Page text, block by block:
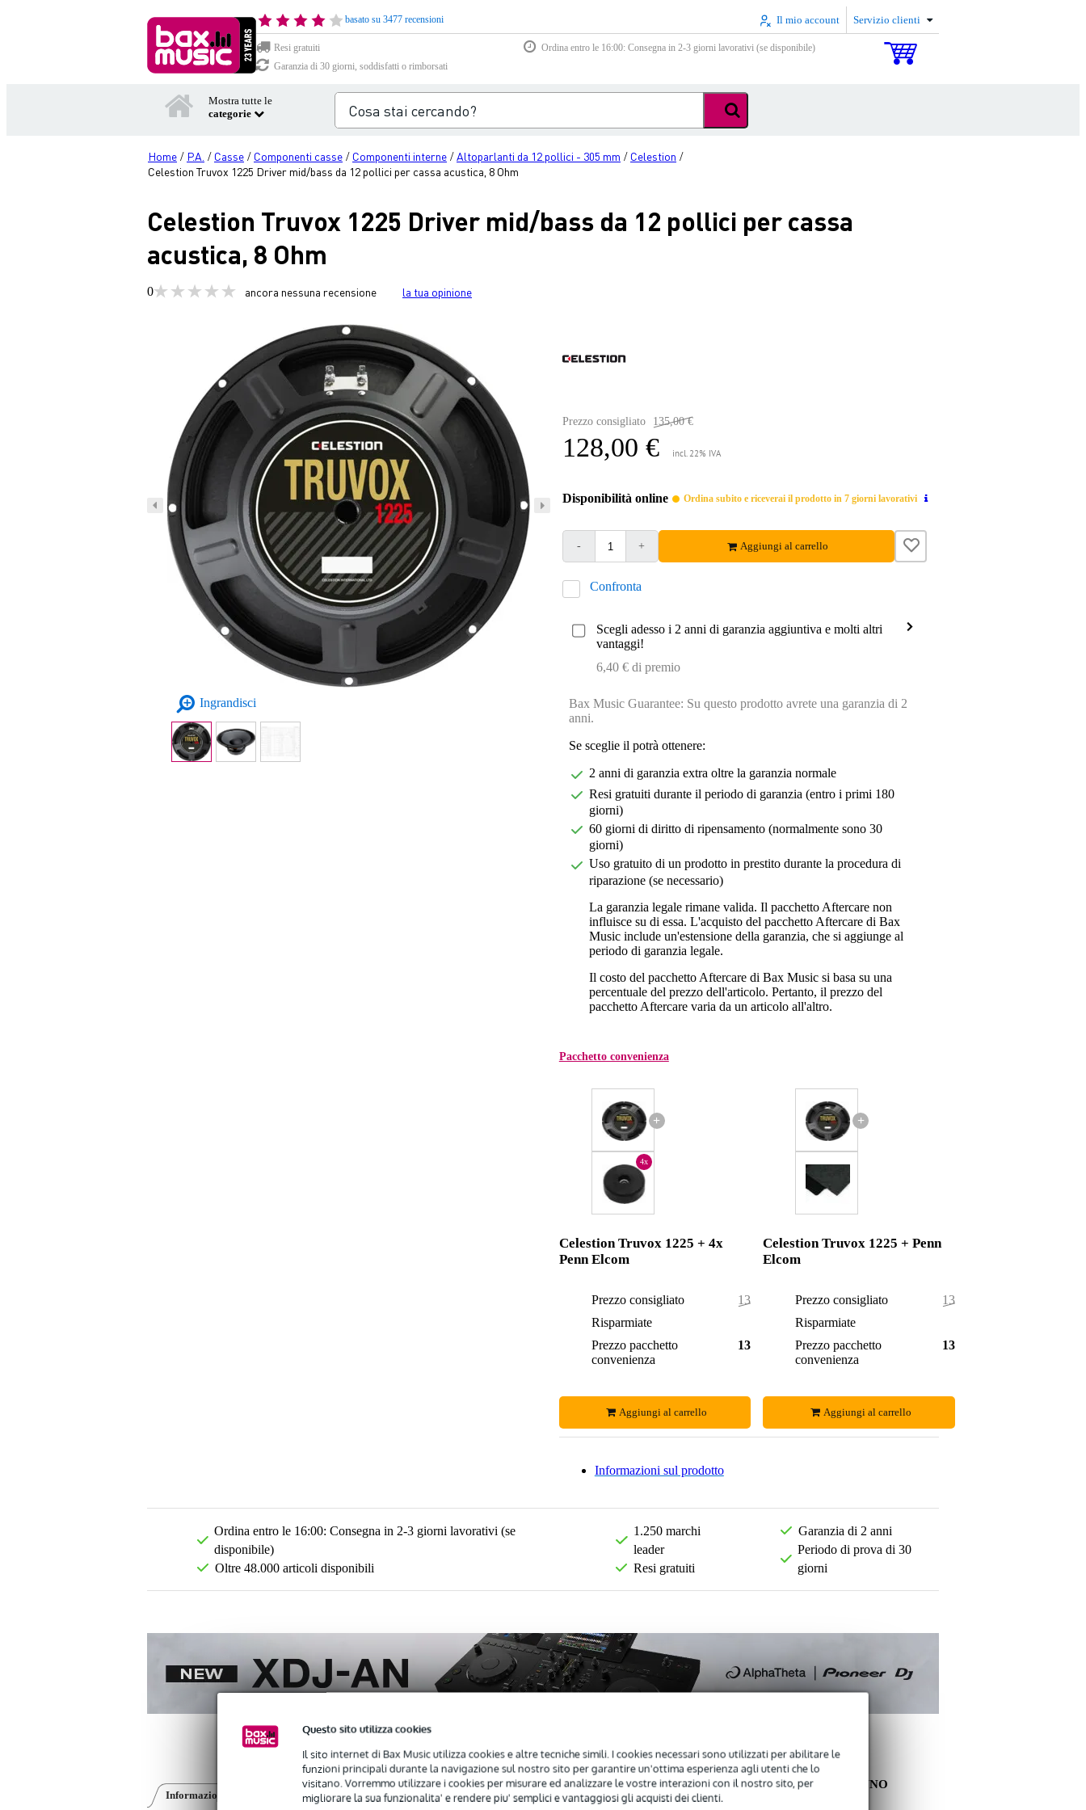
Questo sito utilizza cookies
Il sito internet di Bax Music utilizza cookies e altre tecniche simili. I cookies necessari sono utilizzati per abilitare le
funzioni principali durante la navigazione sul nostro sito per garantire un'ottima esperienza agli utenti che lo
visitano. Vorremmo utilizzare i cookies per misurare ed analizzare le vostre interazioni con il nostro sito, per
migliorare la sua funzionalita' e rendere piu' semplici e vantaggiosi gli acquisti dei clienti.
basato su 3477 recensioni Il mio account Servizio clienti
Resi gratuiti
Ordina entro le 16:00: Consegna in 2-3 giorni lavorativi (se disponibile)
Garanzia di 30 giorni, soddisfatti o rimborsati
Mostra tutte le
categorie
Home / P.A. / Casse / Componenti casse / Componenti interne /Altoparlanti da 12 pollici - 305 mm / Celestion /
Celestion Truvox 1225 Driver mid/bass da 12 pollici per cassa acustica, 8 Ohm
Celestion Truvox 1225 Driver mid/bass da 12 pollici per cassa
acustica, 8 Ohm
0 ancora nessuna recensione la tua opinione
Ingrandisci
Prezzo consigliato 135,00 €
128,00 € incl. 22% IVA
Disponibilità online Ordina subito e riceverai il prodotto in 7 giorni lavorativi
- + Aggiungi al carrello
Confronta
Scegli adesso i 2 anni di garanzia aggiuntiva e molti altri
vantaggi!
6,40 € di premio
Bax Music Guarantee: Su questo prodotto avrete una garanzia di 2
anni.
Se sceglie il potrà ottenere:
2 anni di garanzia extra oltre la garanzia normale
Resi gratuiti durante il periodo di garanzia (entro i primi 180
giorni)
60 giorni di diritto di ripensamento (normalmente sono 30
giorni)
Uso gratuito di un prodotto in prestito durante la procedura di
riparazione (se necessario)
La garanzia legale rimane valida. Il pacchetto Aftercare non
influisce su di essa. L'acquisto del pacchetto Aftercare di Bax
Music include un'estensione della garanzia, che si aggiunge al
periodo di garanzia legale.
Il costo del pacchetto Aftercare di Bax Music si basa su una
percentuale del prezzo dell'articolo. Pertanto, il prezzo del
pacchetto Aftercare varia da un articolo all'altro.
Pacchetto convenienza
+
4x
Celestion Truvox 1225 + 4x
Penn Elcom
Prezzo consigliato
133,92 €
Risparmiate
Prezzo pacchetto
convenienza
133,00 €
Aggiungi al carrello
+
Celestion Truvox 1225 + Penn
Elcom
Prezzo consigliato
139,95 €
Risparmiate
Prezzo pacchetto
convenienza
139,00 €
Aggiungi al carrello
Informazioni sul prodotto
Ordina entro le 16:00: Consegna in 2-3 giorni lavorativi (se
disponibile)
Oltre 48.000 articoli disponibili
1.250 marchi
leader
Resi gratuiti
Garanzia di 2 anni
Periodo di prova di 30
giorni
Informazioni sul prodotto Recensioni (0) Download (1)
ALTRI CLIENTI HANNO